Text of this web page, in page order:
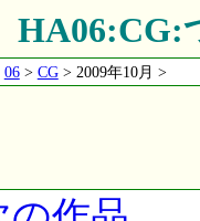
HA06:CG:
06> CG> 2009年10月 >